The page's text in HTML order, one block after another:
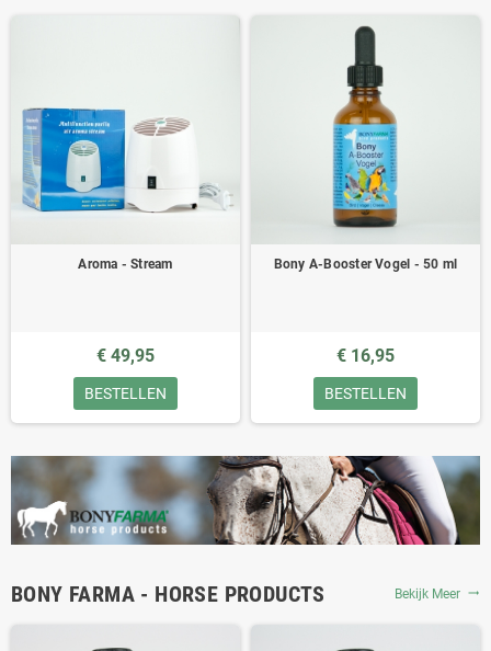
Aroma - Stream
€ 49,95
BESTELLEN
Bony A-Booster Vogel - 50 ml
€ 16,95
BESTELLEN
BONY FARMA - HORSE PRODUCTS Bekijk Meer trending_flat